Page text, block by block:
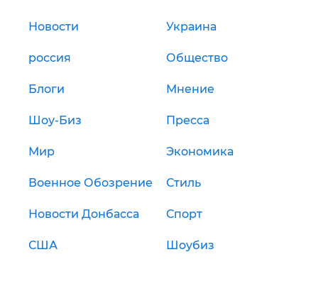
Новости Украина
россия Общество
Блоги Мнение
Шоу-Биз Пресса
Мир Экономика
Военное Обозрение Стиль
Новости Донбасса Спорт
США Шоубиз